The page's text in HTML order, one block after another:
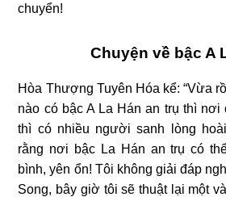
chuyển!
Chuyện về bậc A
Hòa Thượng Tuyên Hóa kể: “Vừa
nào có bậc A La Hán an trụ thì nơi
thì có nhiều người sanh lòng
rằng nơi bậc La Hán an trụ có
bình, yên ổn! Tôi không giải đáp
Song, bây giờ tôi sẽ thuật lại một